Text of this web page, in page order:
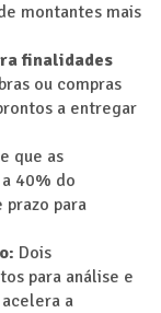
montantes mais
finalidades
ou compras
a entregar
que as
40% do
para
Dois
para análise e
a